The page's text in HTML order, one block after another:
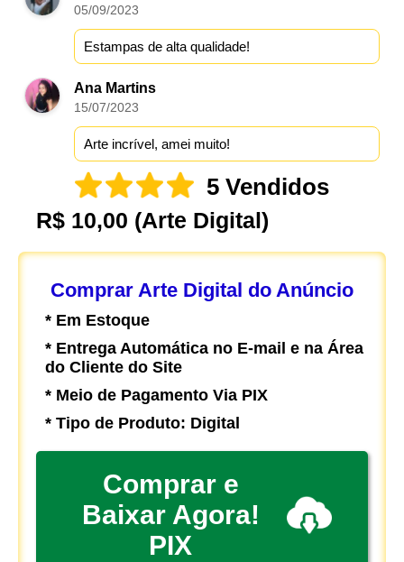
05/09/2023
Estampas de alta qualidade!
Ana Martins
15/07/2023
Arte incrível, amei muito!
5 Vendidos
R$ 10,00 (Arte Digital)
Comprar Arte Digital do Anúncio
* Em Estoque
* Entrega Automática no E-mail e na Área
do Cliente do Site
* Meio de Pagamento Via PIX
* Tipo de Produto: Digital
Comprar e
Baixar Agora!
PIX